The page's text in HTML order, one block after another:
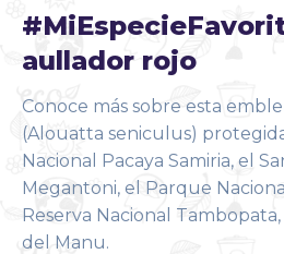
aullador rojo
Conoce más sobre esta
(Alouatta seniculus)
Nacional Pacaya Samiria, el
Megantoni, el Parque
Reserva Nacional
del Manu.